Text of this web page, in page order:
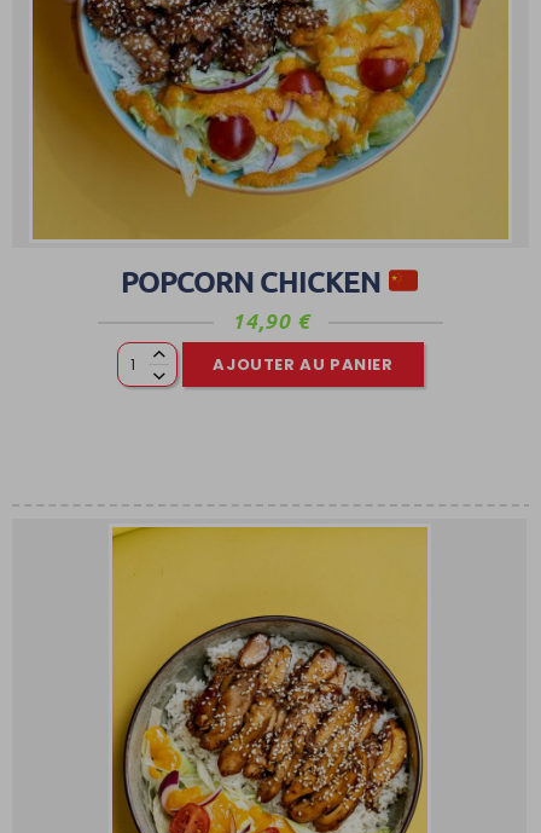
POPCORN CHICKEN
14,90 €
AJOUTER AU PANIER